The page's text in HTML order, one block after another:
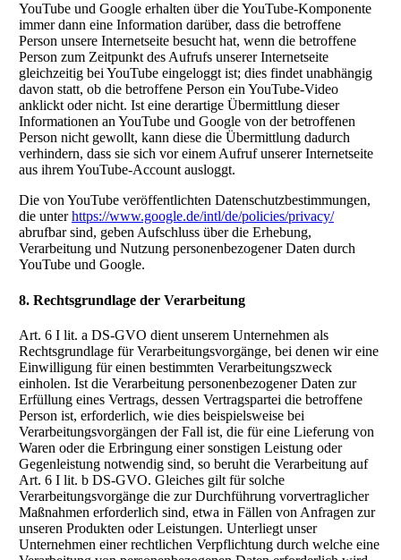
YouTube und Google erhalten über die YouTube-Komponente
immer dann eine Information darüber, dass die betroffene
Person unsere Internetseite besucht hat, wenn die betroffene
Person zum Zeitpunkt des Aufrufs unserer Internetseite
gleichzeitig bei YouTube eingeloggt ist; dies findet unabhängig
davon statt, ob die betroffene Person ein YouTube-Video
anklickt oder nicht. Ist eine derartige Übermittlung dieser
Informationen an YouTube und Google von der betroffenen
Person nicht gewollt, kann diese die Übermittlung dadurch
verhindern, dass sie sich vor einem Aufruf unserer Internetseite
aus ihrem YouTube-Account ausloggt.
Die von YouTube veröffentlichten Datenschutzbestimmungen,
die unterhttps://www.google.de/intl/de/policies/privacy/
abrufbar sind, geben Aufschluss über die Erhebung,
Verarbeitung und Nutzung personenbezogener Daten durch
YouTube und Google.
8. Rechtsgrundlage der Verarbeitung
Art. 6 I lit. a DS-GVO dient unserem Unternehmen als
Rechtsgrundlage für Verarbeitungsvorgänge, bei denen wir eine
Einwilligung für einen bestimmten Verarbeitungszweck
einholen. Ist die Verarbeitung personenbezogener Daten zur
Erfüllung eines Vertrags, dessen Vertragspartei die betroffene
Person ist, erforderlich, wie dies beispielsweise bei
Verarbeitungsvorgängen der Fall ist, die für eine Lieferung von
Waren oder die Erbringung einer sonstigen Leistung oder
Gegenleistung notwendig sind, so beruht die Verarbeitung auf
Art. 6 I lit. b DS-GVO. Gleiches gilt für solche
Verarbeitungsvorgänge die zur Durchführung vorvertraglicher
Maßnahmen erforderlich sind, etwa in Fällen von Anfragen zur
unseren Produkten oder Leistungen. Unterliegt unser
Unternehmen einer rechtlichen Verpflichtung durch welche eine